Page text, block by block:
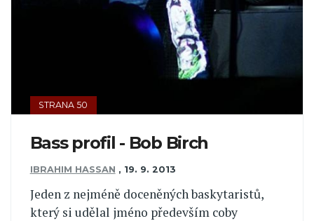
STRANA 50
Bass profil - Bob Birch
IBRAHIM HASSAN , 19. 9. 2013
Jeden z nejméně doceněných baskytaristů,
který si udělal jméno především coby